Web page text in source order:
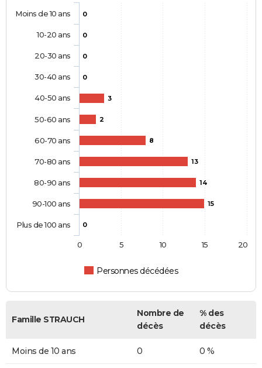
0
0
0
0
3
2
8
13
14
15
0
Personnes décédées
Moins de 10 ans
10-20 ans
20-30 ans
30-40 ans
40-50 ans
50-60 ans
60-70 ans
70-80 ans
80-90 ans
90-100 ans
Plus de 100 ans
0 5 10 15 20
Famille STRAUCH
Nombre de
décès
% des
décès
Moins de 10 ans 0 0 %